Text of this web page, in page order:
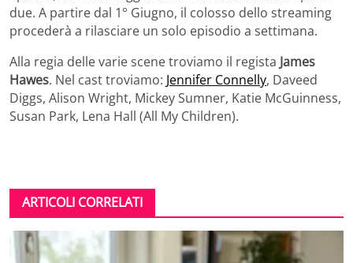
due. A partire dal 1° Giugno, il colosso dello streaming
procederà a rilasciare un solo episodio a settimana.
Alla regia delle varie scene troviamo il regista James
Hawes. Nel cast troviamo: Jennifer Connelly, Daveed
Diggs, Alison Wright, Mickey Sumner, Katie McGuinness,
Susan Park, Lena Hall (All My Children).
ARTICOLI CORRELATI